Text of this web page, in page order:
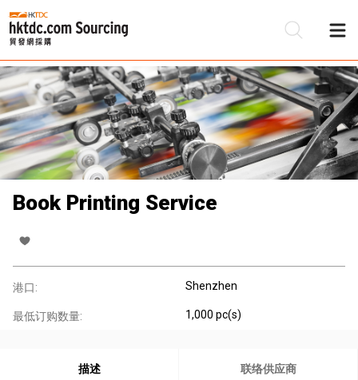
Book Printing Service
港口: Shenzhen
最低订购数量: 1,000 pc(s)
描述 联络供应商